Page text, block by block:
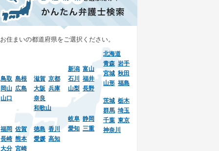
お住まいの都道府県をご選択ください。
北海道
青森 岩手
宮城 秋田
山形 福島
新潟 富山
石川
福井
山梨 長野
茨城 栃木
群馬 埼玉
千葉 東京
神奈川
岐阜 静岡
愛知 三重
滋賀 京都
大阪 兵庫
奈良
和歌山
鳥取 島根
岡山 広島
山口
徳島 香川
愛媛 高知
福岡
佐賀
長崎 熊本
大分 宮崎